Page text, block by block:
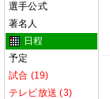
選手公式
著名人
日程
予定
試合 (19)
テレビ放送 (3)